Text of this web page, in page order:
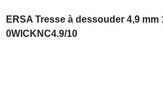
ERSA Tresse à dessouder 4,9 mm
0WICKNC4.9/10